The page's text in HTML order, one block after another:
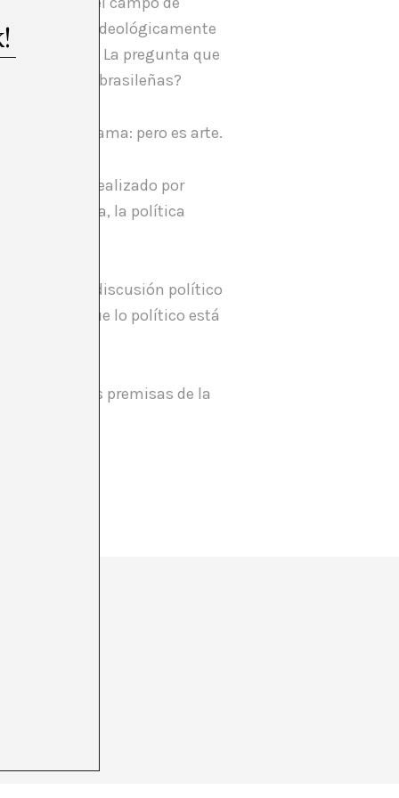
es débil e ideológicamente
La pregunta que
electorales brasileñas?
que reclama: pero es arte.
la anterior realizado por
esfera política, la política
un foro de discusión político
alertar que lo político está
Una de las premisas de la